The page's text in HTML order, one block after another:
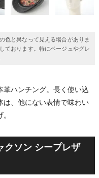
色と異なって見える場合がありま
ております。特にベージュやグレ
革ハンチング。長く使い込
は、他にない表情で味わい
ソン シープレザ